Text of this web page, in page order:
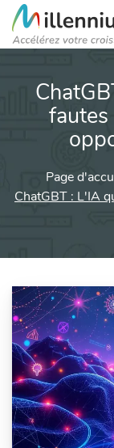
Page
ChatGBT : L'IA